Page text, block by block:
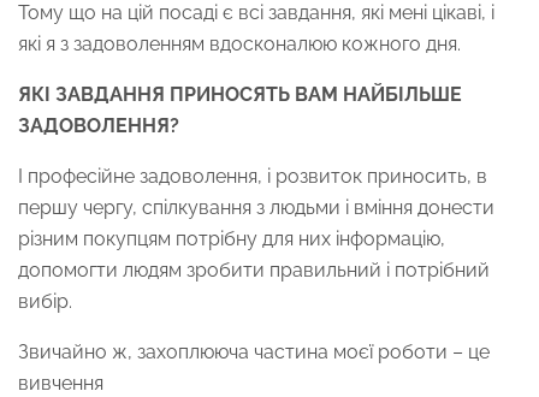
Тому що на цій посаді є всі завдання, які мені цікаві, і
які я з задоволенням вдосконалюю кожного дня.
ЯКІ ЗАВДАННЯ ПРИНОСЯТЬ ВАМ НАЙБІЛЬШЕ
ЗАДОВОЛЕННЯ?
І професійне задоволення, і розвиток приносить, в
першу чергу, спілкування з людьми і вміння донести
різним покупцям потрібну для них інформацію,
допомогти людям зробити правильний і потрібний
вибір.
Звичайно ж, захоплююча частина моєї роботи – це
вивчення